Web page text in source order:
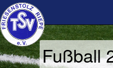
Fußball